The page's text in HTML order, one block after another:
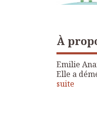
À
Emilie
Elle a
suite